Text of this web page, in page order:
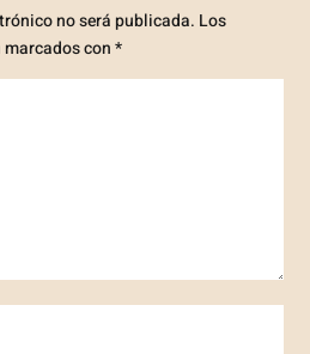
no será publicada. Los
marcados con*